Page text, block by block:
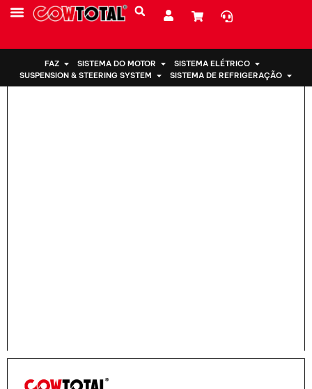
FAZ SISTEMA DO MOTOR
SISTEMA ELÉTRICO
SUSPENSION & STEERING SYSTEM
SISTEMA DE REFRIGERAÇÃO
> Suporte de motor 50821-S5B-013 ParaHonda